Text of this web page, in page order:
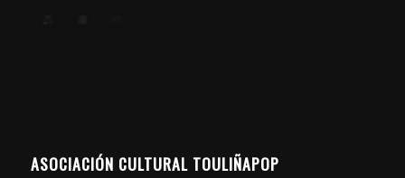
ASOCIACIÓN CULTURAL TOULIÑAPOP